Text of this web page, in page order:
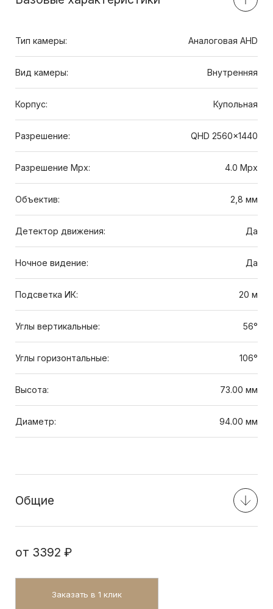
Тип камеры: Аналоговая AHD
Вид камеры: Внутренняя
Корпус: Купольная
Разрешение: QHD 2560x1440
Разрешение Mpx: 4.0 Mpx
Объектив: 2,8 мм
Детектор движения: Да
Ночное видение: Да
Подсветка ИК: 20 м
Углы вертикальные: 56°
Углы горизонтальные: 106°
Высота: 73.00 мм
Диаметр: 94.00 мм
Общие
от 3392 ₽
Заказать в 1 клик